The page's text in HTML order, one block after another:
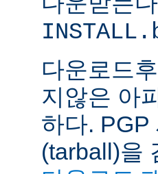
다운로드
지않은 아
하다. PGP
(tarball)을